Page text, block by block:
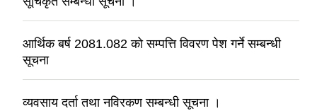
आर्थिक बर्ष 2081.082 काे सम्पत्ति विवरण पेश गर्ने सम्बन्धी
सूचना
व्यवसाय दर्ता तथा नविरकण सम्बन्धी सूचना ।